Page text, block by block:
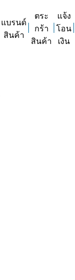
แบรนด์
สินค้า
ตระ
กร้า
สินค้า
แจ้ง
โอน
เงิน